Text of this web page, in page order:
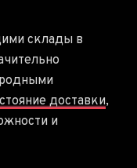
склады в
доставки,
и